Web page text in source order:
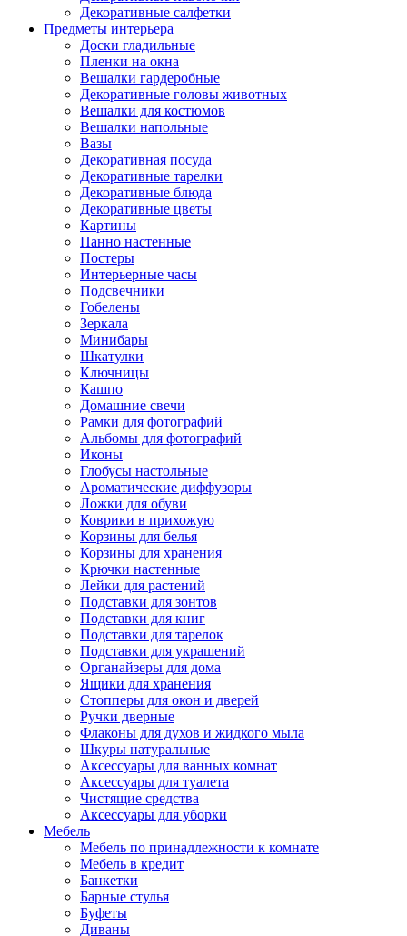
Декоративные салфетки
Предметы интерьера
Доски гладильные
Пленки на окна
Вешалки гардеробные
Декоративные головы животных
Вешалки для костюмов
Вешалки напольные
Вазы
Декоративная посуда
Декоративные тарелки
Декоративные блюда
Декоративные цветы
Картины
Панно настенные
Постеры
Интерьерные часы
Подсвечники
Гобелены
Зеркала
Минибары
Шкатулки
Ключницы
Кашпо
Домашние свечи
Рамки для фотографий
Альбомы для фотографий
Иконы
Глобусы настольные
Ароматические диффузоры
Ложки для обуви
Коврики в прихожую
Корзины для белья
Корзины для хранения
Крючки настенные
Лейки для растений
Подставки для зонтов
Подставки для книг
Подставки для тарелок
Подставки для украшений
Органайзеры для дома
Ящики для хранения
Стопперы для окон и дверей
Ручки дверные
Флаконы для духов и жидкого мыла
Шкуры натуральные
Аксессуары для ванных комнат
Аксессуары для туалета
Чистящие средства
Аксессуары для уборки
Мебель
Мебель по принадлежности к комнате
Мебель в кредит
Банкетки
Барные стулья
Буфеты
Диваны